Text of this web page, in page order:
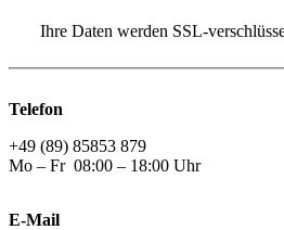
Ihre Daten werden SSL-
Telefon
+49 (89) 85853 879
Mo – Fr 08:00 – 18:00 Uhr
E-Mail